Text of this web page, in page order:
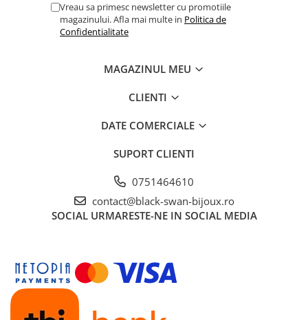
Vreau sa primesc newsletter cu promotiile
magazinului. Afla mai multe in Politica de
Confidentialitate
MAGAZINUL MEU
CLIENTI
DATE COMERCIALE
SUPORT CLIENTI
0751464610
contact@black-swan-bijoux.ro
SOCIAL URMARESTE-NE IN SOCIAL MEDIA